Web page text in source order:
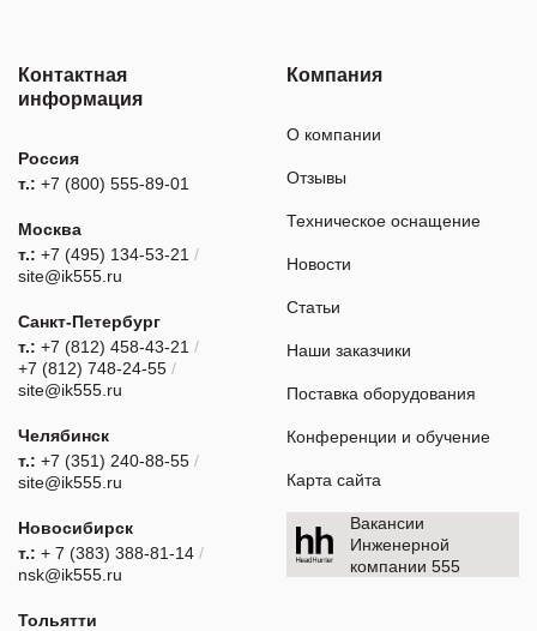
Контактная
информация
Россия
т.: +7 (800) 555-89-01
Москва
т.: +7 (495) 134-53-21 /
site@ik555.ru
Санкт-Петербург
т.: +7 (812) 458-43-21 /
+7 (812) 748-24-55 /
site@ik555.ru
Челябинск
т.: +7 (351) 240-88-55 /
site@ik555.ru
Новосибирск
т.: + 7 (383) 388-81-14 /
nsk@ik555.ru
Тольятти
Компания
О компании
Отзывы
Техническое оснащение
Новости
Статьи
Наши заказчики
Поставка оборудования
Конференции и обучение
Карта сайта
Вакансии
Инженерной
компании 555